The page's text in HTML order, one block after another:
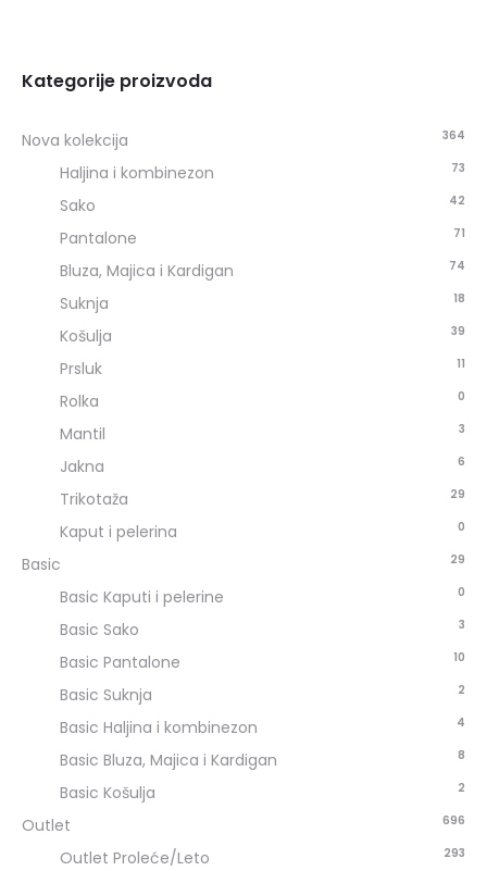
Kategorije proizvoda
Nova kolekcija 364
Haljina i kombinezon 73
Sako 42
Pantalone 71
Bluza, Majica i Kardigan 74
Suknja 18
Košulja 39
Prsluk 11
Rolka 0
Mantil 3
Jakna 6
Trikotaža 29
Kaput i pelerina 0
Basic 29
Basic Kaputi i pelerine 0
Basic Sako 3
Basic Pantalone 10
Basic Suknja 2
Basic Haljina i kombinezon 4
Basic Bluza, Majica i Kardigan 8
Basic Košulja 2
Outlet 696
Outlet Proleće/Leto 293